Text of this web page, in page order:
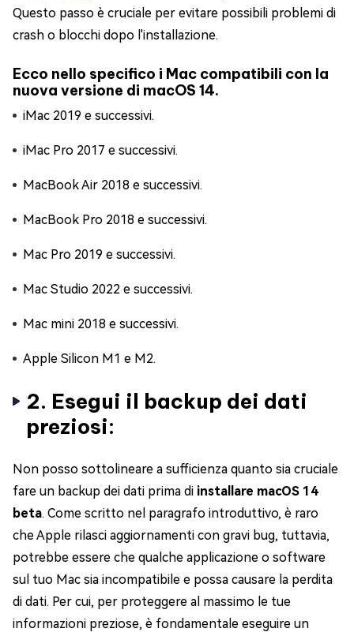
Questo passo è cruciale per evitare possibili problemi di
crash o blocchi dopo l'installazione.
Ecco nello specifico i Mac compatibili con la
nuova versione di macOS 14.
iMac 2019 e successivi.
iMac Pro 2017 e successivi.
MacBook Air 2018 e successivi.
MacBook Pro 2018 e successivi.
Mac Pro 2019 e successivi.
Mac Studio 2022 e successivi.
Mac mini 2018 e successivi.
Apple Silicon M1 e M2.
2. Esegui il backup dei dati
preziosi:
Non posso sottolineare a sufficienza quanto sia cruciale
fare un backup dei dati prima di installare macOS 14
beta. Come scritto nel paragrafo introduttivo, è raro
che Apple rilasci aggiornamenti con gravi bug, tuttavia,
potrebbe essere che qualche applicazione o software
sul tuo Mac sia incompatibile e possa causare la perdita
di dati. Per cui, per proteggere al massimo le tue
informazioni preziose, è fondamentale eseguire un